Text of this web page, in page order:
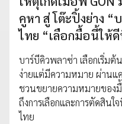
คูหา สู่ โต๊ะปิ้งย่าง
ไทย “เลือกมื้อนี้ให้
บาร์บีคิวพลาซ่า เลือกเริ่มต้
ง่ายแต่มีความหมาย ผ่านแ
ชวนขยายความหมายของมื้
ถึงการเลือกและการตัดสิน
ไทย